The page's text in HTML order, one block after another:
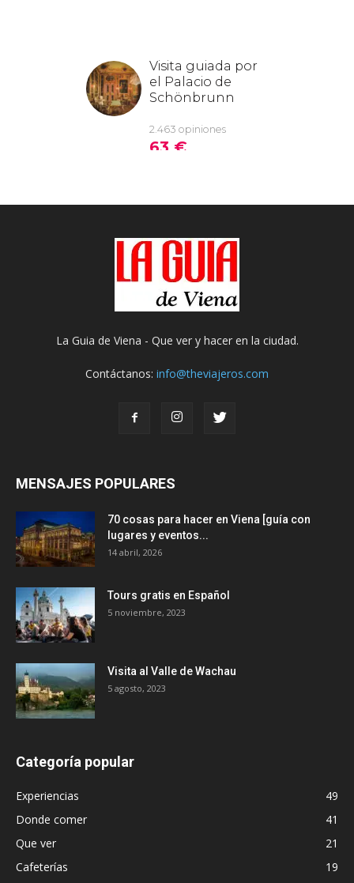
La Guia de Viena - Que ver y hacer en la ciudad.
Contáctanos: info@theviajeros.com
MENSAJES POPULARES
70 cosas para hacer en Viena [guía con
lugares y eventos...
14 abril, 2026
Tours gratis en Español
5 noviembre, 2023
Visita al Valle de Wachau
5 agosto, 2023
Categoría popular
Experiencias
49
Donde comer
41
Que ver
21
Cafeterías
19